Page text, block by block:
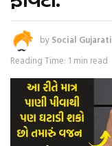
by Social Gujarati
Reading Time: 1 min read